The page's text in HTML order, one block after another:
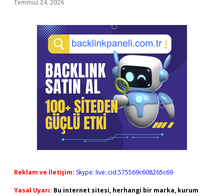
Temmuz 24, 2026
Reklam ve İletişim: Skype: live:.cid.575569c608265c69
Yasal Uyarı: Bu internet sitesi, herhangi bir marka, kurum